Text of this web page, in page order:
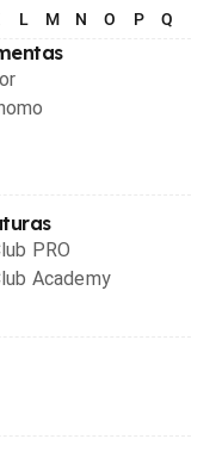
L M N O P Q
PRO
Academy